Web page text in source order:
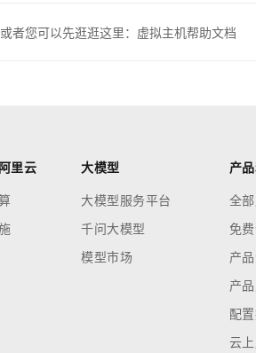
或者您可以先逛逛这里：虚拟主机帮助文档